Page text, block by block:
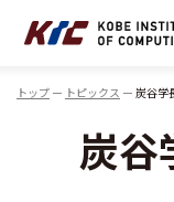
トップ トピックス 炭谷学
炭